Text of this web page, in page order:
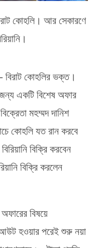
কোহলি। আর সেকারণে
বিরাট কোহলির ভক্ত।
জন্য একটি বিশেষ অফার
মহম্মদ দানিশ
কোহলি যত রান করবে
বিক্রি করবেন
বিক্রি করলেন
বিষয়ে
হওয়ার পরেই শুরু নয়া